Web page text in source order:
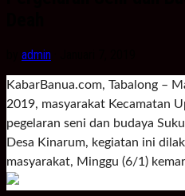
admin
KabarBanua.com, Tabalong –
2019, masyarakat Kecamatan
pegelaran seni dan budaya
Desa Kinarum, kegiatan ini
masyarakat, Minggu (6/1)